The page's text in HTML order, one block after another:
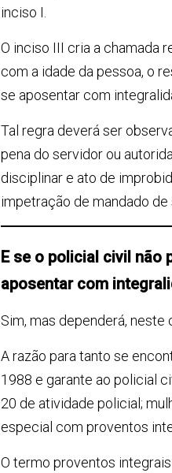
inciso I.
O inciso III cria a chamada
com a idade da pessoa, o
se aposentar com
Tal regra deverá ser
pena do servidor ou
disciplinar e ato de
impetração de mandado de
E se o policial civil não
aposentar com
Sim, mas dependerá, neste
A razão para tanto se
1988 e garante ao policial
20 de atividade policial;
especial com proventos
O termo proventos